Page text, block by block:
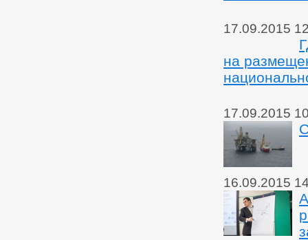
17.09.2015
на
17.09.2015
16.09.2015